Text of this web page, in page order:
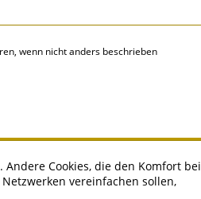
wenn nicht anders beschrieben
Cookies, die den Komfort bei
vereinfachen sollen,